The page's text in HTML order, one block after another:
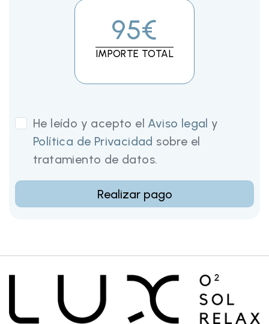
95€
IMPORTE TOTAL
He leído y acepto el Aviso legal y
Política de Privacidad sobre el
tratamiento de datos.
Realizar pago